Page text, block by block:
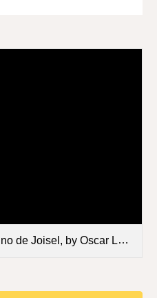
by Oscar Luis Rojas Villalobos.pdf